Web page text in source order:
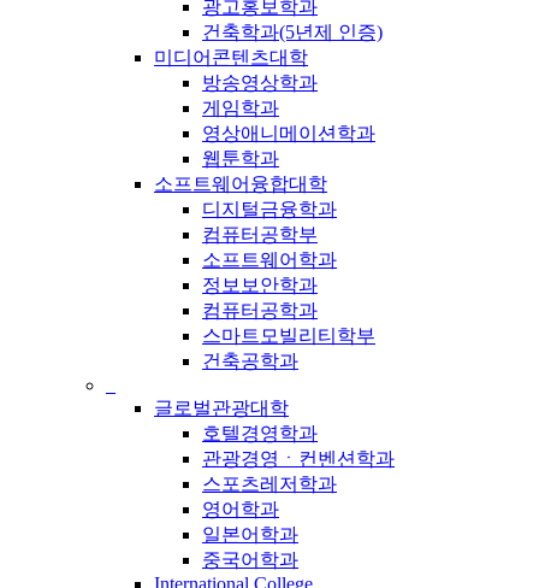
광고홍보학과
건축학과(5년제 인증)
미디어콘텐츠대학
방송영상학과
게임학과
영상애니메이션학과
웹툰학과
소프트웨어융합대학
디지털금융학과
컴퓨터공학부
소프트웨어학과
정보보안학과
컴퓨터공학과
스마트모빌리티학부
건축공학과
글로벌관광대학
호텔경영학과
관광경영ㆍ컨벤션학과
스포츠레저학과
영어학과
일본어학과
중국어학과
International College